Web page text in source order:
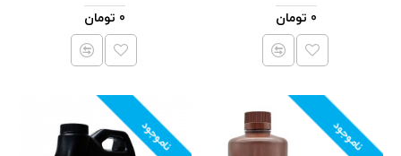
0 تومان 0 تومان
ناموجود ناموجود